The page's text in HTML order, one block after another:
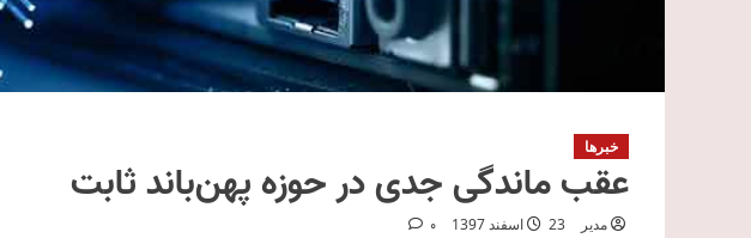
خبرها
عقب ماندگی جدی در حوزه پهن‌باند ثابت
مدیر 23 اسفند 1397 0